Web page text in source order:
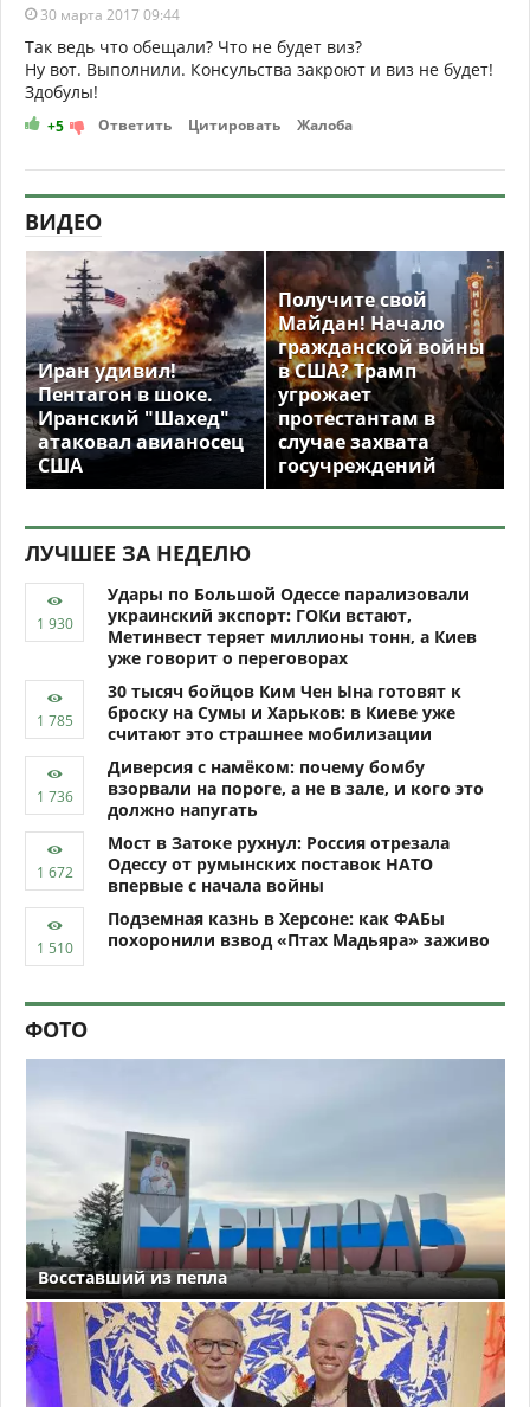
30 марта 2017 09:44
Так ведь что обещали? Что не будет виз?
Ну вот. Выполнили. Консульства закроют и виз не будет!
Здобулы!
+5 Ответить Цитировать Жалоба
ВИДЕО
Иран удивил!
Пентагон в шоке.
Иранский "Шахед"
атаковал авианосец
США
Получите свой
Майдан! Начало
гражданской войны
в США? Трамп
угрожает
протестантам в
случае захвата
госучреждений
ЛУЧШЕЕ ЗА НЕДЕЛЮ
Удары по Большой Одессе парализовали
украинский экспорт: ГОКи встают,
Метинвест теряет миллионы тонн, а Киев
уже говорит о переговорах
30 тысяч бойцов Ким Чен Ына готовят к
броску на Сумы и Харьков: в Киеве уже
считают это страшнее мобилизации
Диверсия с намёком: почему бомбу
взорвали на пороге, а не в зале, и кого это
должно напугать
Мост в Затоке рухнул: Россия отрезала
Одессу от румынских поставок НАТО
впервые с начала войны
Подземная казнь в Херсоне: как ФАБы
похоронили взвод «Птах Мадьяра» заживо
ФОТО
Восставший из пепла